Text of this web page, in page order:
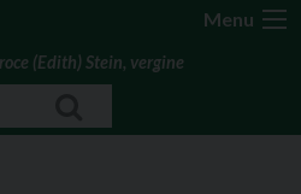
Menu
(Edith) Stein, vergine